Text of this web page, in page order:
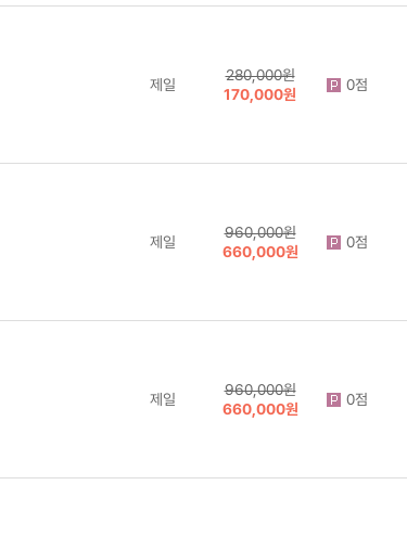
제일
280,000원
170,000원
0점
제일
960,000원
660,000원
0점
제일
960,000원
660,000원
0점